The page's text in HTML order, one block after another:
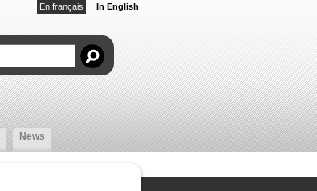
En français In English
News